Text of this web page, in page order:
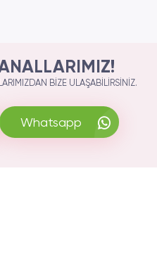
BIZE ULAŞABILIRSINIZ.
Whatsapp